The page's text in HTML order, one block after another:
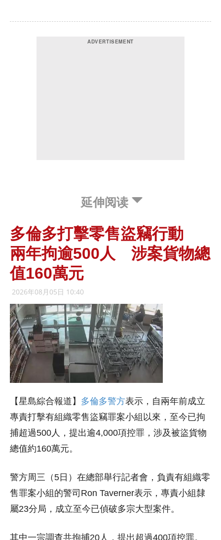
延伸阅读
多倫多打擊零售盜竊行動
兩年拘逾500人 涉案貨物總
值160萬元
2026年08月05日 10:40
【星島綜合報道】 多倫多警方表示，自兩年前成立
專責打擊有組織零售盜竊罪案小組以來，至今已拘
捕超過500人，提出逾4,000項控罪，涉及被盜貨物
總值約160萬元。
警方周三（5日）在總部舉行記者會，負責有組織零
售罪案小組的警司Ron Taverner表示，專責小組隸
屬23分局，成立至今已偵破多宗大型案件。
其中一宗調查共拘捕20人，提出超過400項控罪。